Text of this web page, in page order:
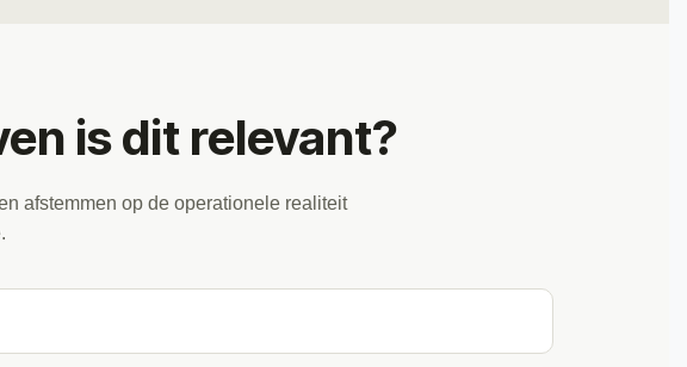
is dit relevant?
afstemmen op de operationele realiteit